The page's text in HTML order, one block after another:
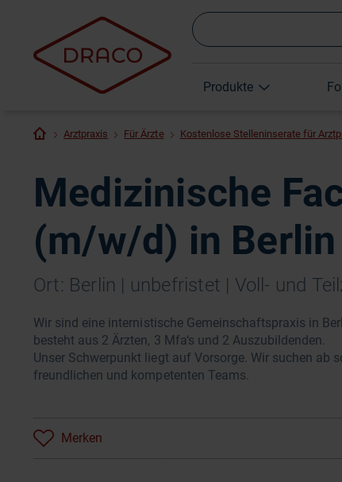
Produkte
Arztpraxis Für Ärzte Kostenlose Stelleninserate für
Medizinische
(m/w/d) in Berlin
Ort: Berlin | unbefristet | Voll- und
Wir sind eine internistische Gemeinschaftspraxis in
besteht aus 2 Ärzten, 3 Mfa‘s und 2 Auszubildenden.
Unser Schwerpunkt liegt auf Vorsorge. Wir suchen ab
freundlichen und kompetenten Teams.
Merken